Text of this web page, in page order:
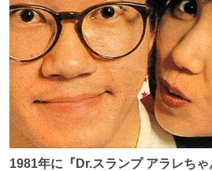
数
1981年に『Dr.スランプ アラレち